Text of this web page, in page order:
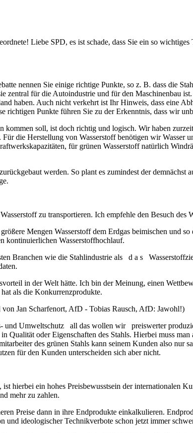
Liebe SPD, es ist schade, dass Sie ein so
nennen Sie einige richtige Punkte, so z. B. dass die
zentral für die Autoindustrie und für den Maschinenbau
haben. Auch nicht verkehrt ist Ihr Hinweis, dass eine
Punkte führen Sie zu der Erkenntnis, dass wir
soll, ist doch richtig und logisch. Wir haben
die Herstellung von Wasserstoff benötigen wir
für grünen Wasserstoff natürlich
werden. So plant es zumindest der
zu transportieren. Ich empfehle den Besuch des
Mengen Wasserstoff dem Erdgas beimischen und
kontinuierlichen Wasserstoffhochlauf.
Branchen wie die Stahlindustrie als d a s
in der Welt hätte. Ich bin der Meinung, einen
als die Konkurrenzprodukte.
Jan Scharfenort, AfD - Tobias Rausch, AfD: Jawohl!)
und Umweltschutz all das wollen wir preiswerter
oder Eigenschaften des Stahls. Hierbei muss
des grünen Stahls kann seinem Kunden also
für den Kunden unterscheiden sich aber nicht.
hierbei ein hohes Preisbewusstsein der internationalen
mehr zu zahlen.
Preise dann in ihre Endprodukte einkalkulieren.
und ideologischer Technikverbote schon jetzt immer